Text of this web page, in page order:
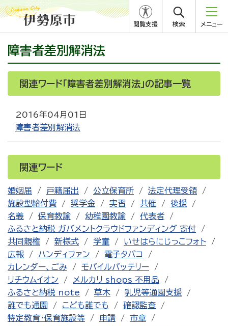
閲覧支援 検索 メニュー
障害者差別解消法
関連ワード「障害者差別解消法」の記事一覧
2016年04月01日
障害者差別解消法
関連ワード
婚姻届 戸籍届出 公立保育所
法定代理受領
施設型給付費
奨学金 実習 共催
後援
名義
保育教諭 幼稚園教諭
代表者
ふるさと納税 ガバメントクラウドファンディング 寄付
共同親権
新様式 学童
いせはらにじっこフォト
広報
ハンディファン
電子タバコ
カレンダー、ごみ
モバイルバッテリー
リチウムイオン
メルカリ shops 不用品
ふるさと納税 note
草木
乳児等通園支援
誰でも通園
こども誰でも
確認監査
特定教育・保育施設等
申請
市章